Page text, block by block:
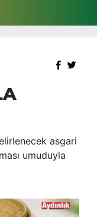
asgari
umuduyla